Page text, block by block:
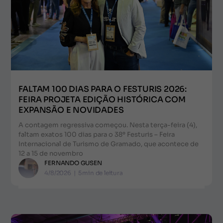
FALTAM 100 DIAS PARA O FESTURIS 2026:
FEIRA PROJETA EDIÇÃO HISTÓRICA COM
EXPANSÃO E NOVIDADES
A contagem regressiva começou. Nesta terça-feira (4),
faltam exatos 100 dias para o 38º Festuris – Feira
Internacional de Turismo de Gramado, que acontece de
12 a 15 de novembro
FERNANDO GUSEN
4/8/2026 | 5min de leitura